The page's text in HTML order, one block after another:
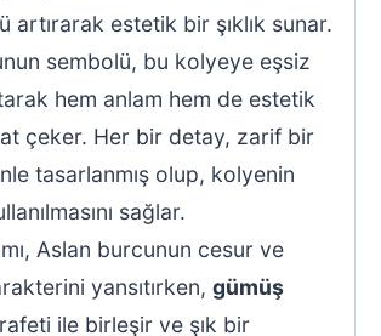
artırarak estetik bir şıklık sunar.
sembolü, bu kolyeye eşsiz
hem anlam hem de estetik
çeker. Her bir detay, zarif bir
tasarlanmış olup, kolyenin
sağlar.
Aslan burcunun cesur ve
yansıtırken,gümüş
ile birleşir ve şık bir